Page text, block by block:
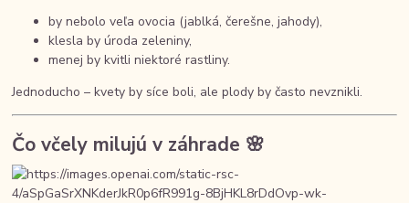
by nebolo veľa ovocia (jablká, čerešne, jahody),
klesla by úroda zeleniny,
menej by kvitli niektoré rastliny.
Jednoducho – kvety by síce boli, ale plody by často nevznikli.
Čo včely milujú v záhrade 🌸